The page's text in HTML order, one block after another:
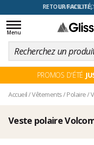
RETOUR
Toggle
navigation
Menu
PROMOS D'ÉTÉ
Accueil/Vêtements/Polaire/
Veste polaire